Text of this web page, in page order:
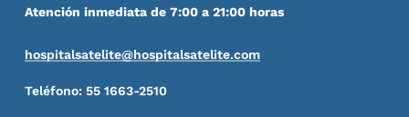
Atención inmediata de 7:00 a 21:00 horas
hospitalsatelite@hospitalsatelite.com
Teléfono: 55 1663-2510